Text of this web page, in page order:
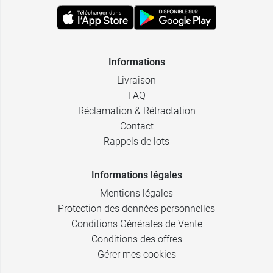
Informations
Livraison
FAQ
Réclamation & Rétractation
Contact
Rappels de lots
Informations légales
Mentions légales
Protection des données personnelles
Conditions Générales de Vente
Conditions des offres
Gérer mes cookies